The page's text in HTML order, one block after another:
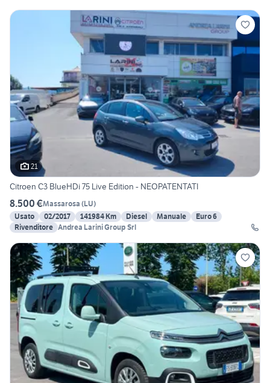
21
Citroen C3 BlueHDi 75 Live Edition - NEOPATENTATI
8.500 €Massarosa (LU)
Usato
02/2017 141984 Km Diesel Manuale
Euro 6
Rivenditore Andrea Larini Group Srl